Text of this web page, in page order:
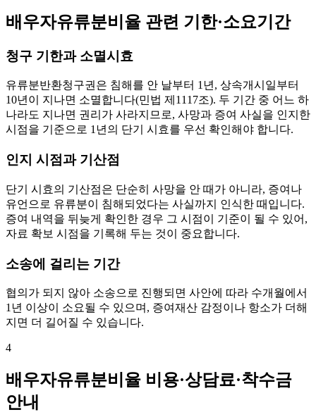
배우자유류분비율 관련 기한·소요기간
청구 기한과 소멸시효
유류분반환청구권은 침해를 안 날부터 1년, 상속개시일부터
10년이 지나면 소멸합니다(민법 제1117조). 두 기간 중 어느 하
나라도 지나면 권리가 사라지므로, 사망과 증여 사실을 인지한
시점을 기준으로 1년의 단기 시효를 우선 확인해야 합니다.
인지 시점과 기산점
단기 시효의 기산점은 단순히 사망을 안 때가 아니라, 증여나
유언으로 유류분이 침해되었다는 사실까지 인식한 때입니다.
증여 내역을 뒤늦게 확인한 경우 그 시점이 기준이 될 수 있어,
자료 확보 시점을 기록해 두는 것이 중요합니다.
소송에 걸리는 기간
협의가 되지 않아 소송으로 진행되면 사안에 따라 수개월에서
1년 이상이 소요될 수 있으며, 증여재산 감정이나 항소가 더해
지면 더 길어질 수 있습니다.
4
배우자유류분비율 비용·상담료·착수금
안내